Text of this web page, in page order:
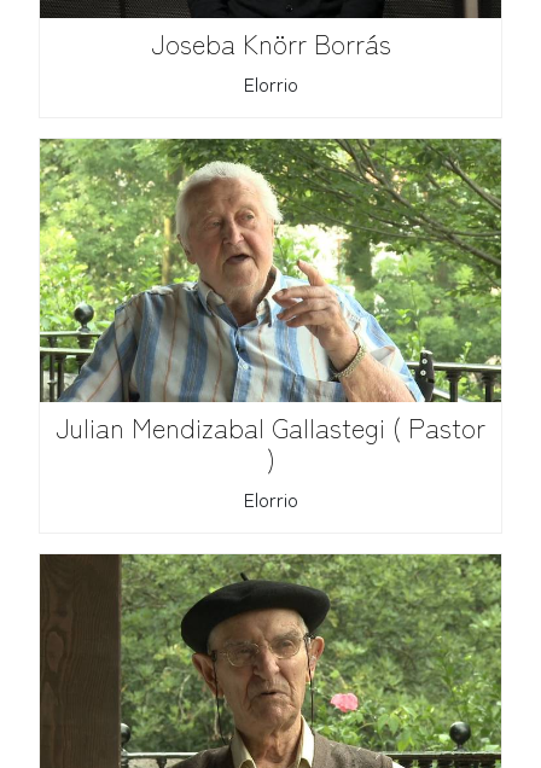
Joseba Knörr Borrás
Elorrio
Julian Mendizabal Gallastegi ( Pastor
)
Elorrio